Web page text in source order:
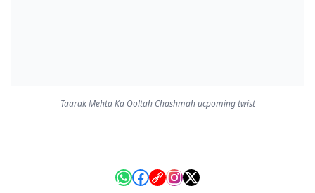
Taarak Mehta Ka Ooltah Chashmah ucpoming twist